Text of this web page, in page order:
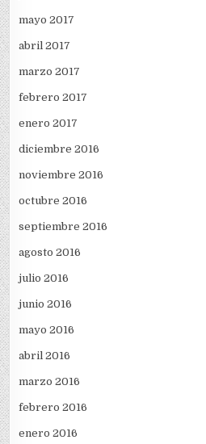
mayo 2017
abril 2017
marzo 2017
febrero 2017
enero 2017
diciembre 2016
noviembre 2016
octubre 2016
septiembre 2016
agosto 2016
julio 2016
junio 2016
mayo 2016
abril 2016
marzo 2016
febrero 2016
enero 2016